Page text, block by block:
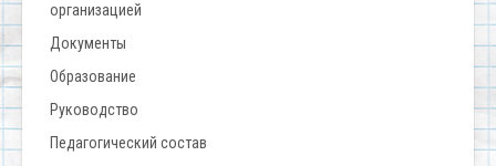
организацией
Документы
Образование
Руководство
Педагогический состав